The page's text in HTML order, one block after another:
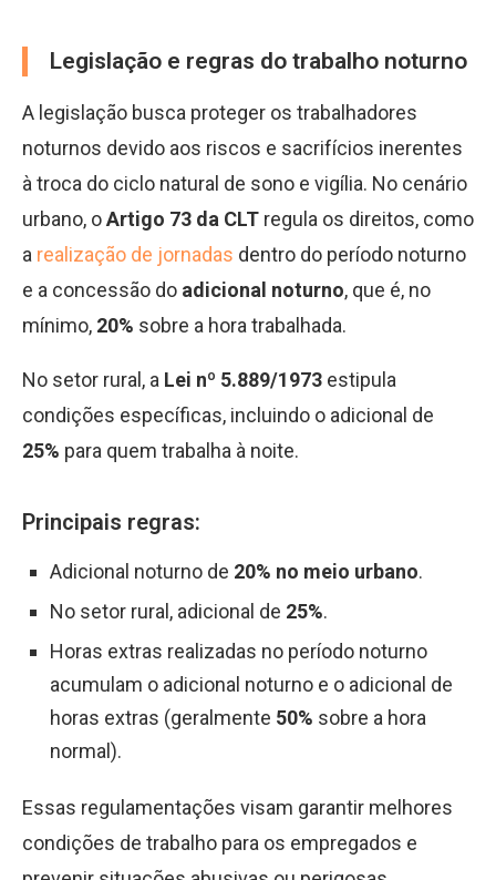
Legislação e regras do trabalho noturno
A legislação busca proteger os trabalhadores
noturnos devido aos riscos e sacrifícios inerentes
à troca do ciclo natural de sono e vigília. No cenário
urbano, oArtigo 73 da CLT regula os direitos, como
a realização de jornadas dentro do período noturno
e a concessão do adicional noturno, que é, no
mínimo, 20% sobre a hora trabalhada.
No setor rural, a Lei nº 5.889/1973 estipula
condições específicas, incluindo o adicional de
25% para quem trabalha à noite.
Principais regras:
Adicional noturno de 20% no meio urbano.
No setor rural, adicional de 25%.
Horas extras realizadas no período noturno
acumulam o adicional noturno e o adicional de
horas extras (geralmente 50% sobre a hora
normal).
Essas regulamentações visam garantir melhores
condições de trabalho para os empregados e